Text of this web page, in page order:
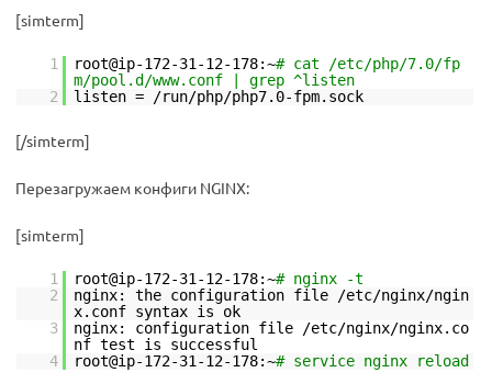
[simterm]
1 root@ip-172-31-12-178:~# cat /etc/php/7.0/fp
m/pool.d/www.conf | grep ^listen
2
listen = /run/php/php7.0-fpm.sock
[/simterm]
Перезагружаем конфиги NGINX:
[simterm]
1 root@ip-172-31-12-178:~# nginx -t
2
nginx: the configuration file /etc/nginx/ngin
x.conf syntax is ok
3
nginx: configuration file /etc/nginx/nginx.co
nf test is successful
4
root@ip-172-31-12-178:~# service nginx reload